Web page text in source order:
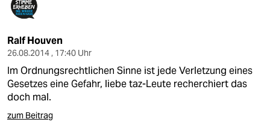
Ralf Houven
26.08.2014 , 17:40 Uhr
Im Ordnungsrechtlichen Sinne ist jede Verletzung eines
Gesetzes eine Gefahr, liebe taz-Leute recherchiert das
doch mal.
zum Beitrag